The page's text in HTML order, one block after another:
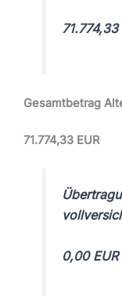
71.774,33
Gesamtbetrag
71.774,33 EUR
0,00 EUR